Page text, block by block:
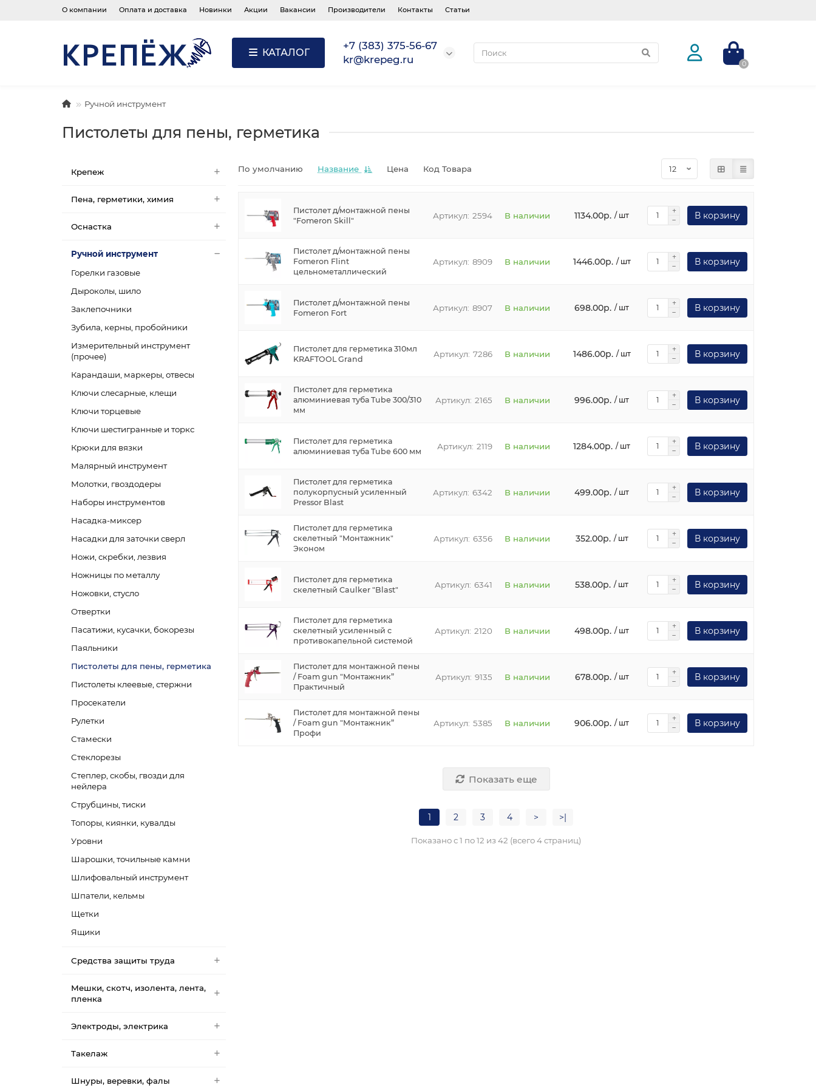
О компании Оплата и доставка Новинки Акции Вакансии Производители Контакты Статьи
КАТАЛОГ
+7 (383) 375-56-67
kr@krepeg.ru
0
Ручной инструмент
Пистолеты для пены, герметика
Крепеж
Пена, герметики, химия
Оснастка
Ручной инструмент
Горелки газовые
Дыроколы, шило
Заклепочники
Зубила, керны, пробойники
Измерительный инструмент
(прочее)
Карандаши, маркеры, отвесы
Ключи слесарные, клещи
Ключи торцевые
Ключи шестигранные и торкс
Крюки для вязки
Малярный инструмент
Молотки, гвоздодеры
Наборы инструментов
Насадка-миксер
Насадки для заточки сверл
Ножи, скребки, лезвия
Ножницы по металлу
Ножовки, стусло
Отвертки
Пасатижи, кусачки, бокорезы
Паяльники
Пистолеты для пены, герметика
Пистолеты клеевые, стержни
Просекатели
Рулетки
Стамески
Стеклорезы
Степлер, скобы, гвозди для
нейлера
Струбцины, тиски
Топоры, киянки, кувалды
Уровни
Шарошки, точильные камни
Шлифовальный инструмент
Шпатели, кельмы
Щетки
Ящики
Средства защиты труда
Мешки, скотч, изолента, лента,
пленка
Электроды, электрика
Такелаж
Шнуры, веревки, фалы
По умолчанию Название Цена Код Товара
Пистолет д/монтажной пены
"Fomeron Skill"
2594 В наличии 1134.00р. / шт В корзину
Пистолет д/монтажной пены
Fomeron Flint
цельнометаллический
8909 В наличии 1446.00р. / шт В корзину
Пистолет д/монтажной пены
Fomeron Fort
8907 В наличии 698.00р. / шт В корзину
Пистолет для герметика 310мл
KRAFTOOL Grand
7286 В наличии 1486.00р. / шт В корзину
Пистолет для герметика
алюминиевая туба Tube 300/310
мм
2165 В наличии 996.00р. / шт В корзину
Пистолет для герметика
алюминиевая туба Tube 600 мм
2119 В наличии 1284.00р. / шт В корзину
Пистолет для герметика
полукорпусный усиленный
Pressor Blast
6342 В наличии 499.00р. / шт В корзину
Пистолет для герметика
скелетный "Монтажник"
Эконом
6356 В наличии 352.00р. / шт В корзину
Пистолет для герметика
скелетный Caulker "Blast"
6341 В наличии 538.00р. / шт В корзину
Пистолет для герметика
скелетный усиленный c
противокапельной системой
2120 В наличии 498.00р. / шт В корзину
Пистолет для монтажной пены
/ Foam gun "Монтажник”
Практичный
9135 В наличии 678.00р. / шт В корзину
Пистолет для монтажной пены
/ Foam gun "Монтажник”
Профи
5385 В наличии 906.00р. / шт В корзину
Показать еще
1 2 3 4 > >|
Показано с 1 по 12 из 42 (всего 4 страниц)